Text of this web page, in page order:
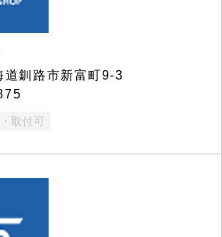
釧路市新富町9-3
取付可